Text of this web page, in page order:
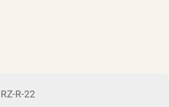
RZ-R-22